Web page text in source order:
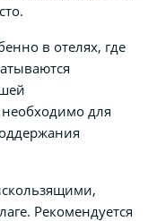
в отелях, где
для
Рекомендуется